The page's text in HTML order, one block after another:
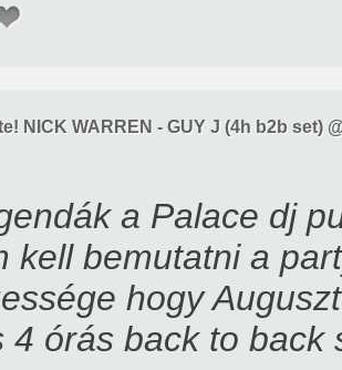
NICK WARREN - GUY J (4h b2b set)
a Palace dj
kell bemutatni a
hogy
4 órás back to back